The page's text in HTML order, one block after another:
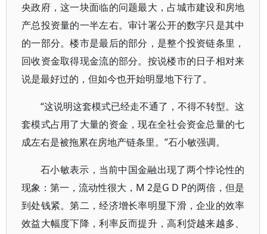
央政府，这一块面临的问题最大，占城市建设和房地
产总投资量的一半左右。审计署公开的数字只是其中
的一部分。楼市是最后的部分，是整个投资链条里，
回收资金取得现金流的部分。按说楼市的日子相对来
说是最好过的，但如今也开始明显地下行了。
“这说明这套模式已经走不通了，不得不转型。这
套模式占用了大量的资金，现在全社会资金总量的七
成左右是被拖累在房地产链条里。”石小敏强调。
石小敏表示，当前中国金融出现了两个悖论性的
现象：第一，流动性很大，M 2是G D P的两倍，但是
到处钱紧。第二，经济增长率明显下滑，企业的效率
效益大幅度下降，利率反而提升，高利贷越来越多、